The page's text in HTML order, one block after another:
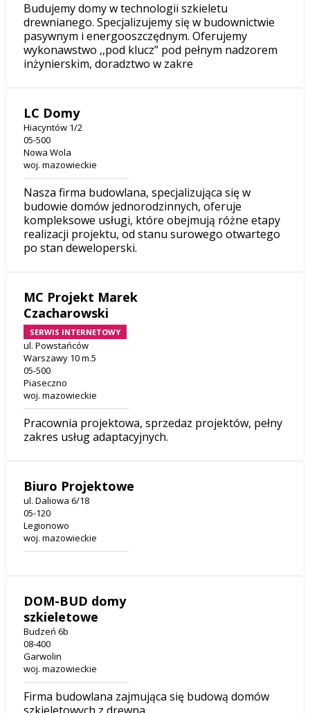
Budujemy domy w technologii szkieletu
drewnianego. Specjalizujemy się w budownictwie
pasywnym i energooszczędnym. Oferujemy
wykonawstwo ,,pod klucz” pod pełnym nadzorem
inżynierskim, doradztwo w zakre
LC Domy
Hiacyntów 1/2
05-500
Nowa Wola
woj. mazowieckie
Nasza firma budowlana, specjalizująca się w
budowie domów jednorodzinnych, oferuje
kompleksowe usługi, które obejmują różne etapy
realizacji projektu, od stanu surowego otwartego
po stan deweloperski.
MC Projekt Marek
Czacharowski
SERWIS INTERNETOWY
ul. Powstańców
Warszawy 10 m.5
05-500
Piaseczno
woj. mazowieckie
Pracownia projektowa, sprzedaz projektów, pełny
zakres usług adaptacyjnych.
Biuro Projektowe
ul. Daliowa 6/18
05-120
Legionowo
woj. mazowieckie
DOM-BUD domy
szkieletowe
Budzeń 6b
08-400
Garwolin
woj. mazowieckie
Firma budowlana zajmująca się budową domów